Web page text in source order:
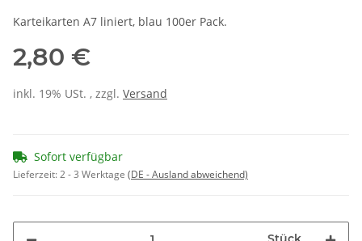
Karteikarten A7 liniert, blau 100er Pack.
2,80 €
inkl. 19% USt. , zzgl. Versand
Sofort verfügbar
Lieferzeit:2 - 3 Werktage (DE - Ausland abweichend)